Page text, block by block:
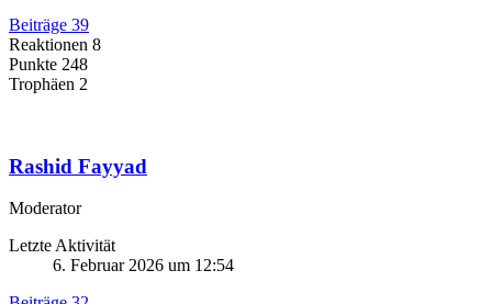
Beiträge 39
Reaktionen 8
Punkte 248
Trophäen 2
Rashid Fayyad
Moderator
Letzte Aktivität
6. Februar 2026 um 12:54